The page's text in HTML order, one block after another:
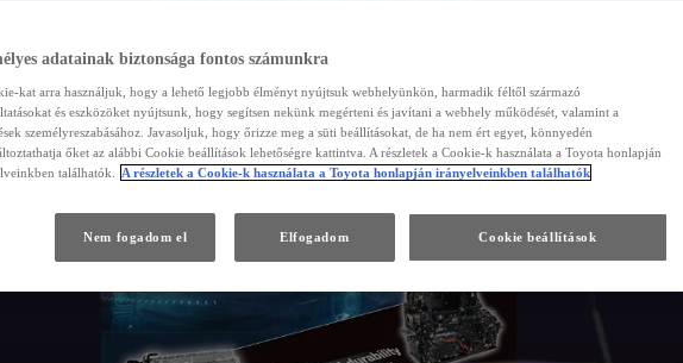
adatainak biztonsága fontos számunkra
kat arra használjuk, hogy a lehető legjobb élményt nyújtsuk webhelyünkön, harmadik féltől származó
és eszközöket nyújtsunk, hogy segítsen nekünk megérteni és javítani a webhely működését, valamint a
személyreszabásához. Javasoljuk, hogy őrizze meg a süti beállításokat, de ha nem ért egyet, könnyedén
őket az alábbi Cookie beállítások lehetőségre kattintva. A részletek a Cookie-k használata a Toyota honlapján
találhatók.
A részletek a Cookie-k használata a Toyota honlapján irányelveinkben találhatók
Cookie beállítások
Nem fogadom el Elfogadom